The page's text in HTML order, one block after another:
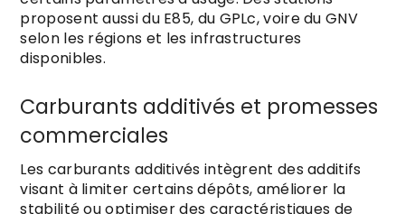
proposent aussi du E85, du GPLc, voire du GNV
selon les régions et les infrastructures
disponibles.
Carburants additivés et promesses
commerciales
Les carburants additivés intègrent des additifs
visant à limiter certains dépôts, améliorer la
stabilité ou optimiser des caractéristiques de